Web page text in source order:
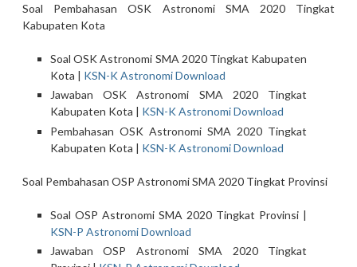
Soal Pembahasan OSK Astronomi SMA 2020 Tingkat
Kabupaten Kota
Soal OSK Astronomi SMA 2020 Tingkat Kabupaten
Kota | KSN-K Astronomi Download
Jawaban OSK Astronomi SMA 2020 Tingkat
Kabupaten Kota | KSN-K Astronomi Download
Pembahasan OSK Astronomi SMA 2020 Tingkat
Kabupaten Kota | KSN-K Astronomi Download
Soal Pembahasan OSP Astronomi SMA 2020 Tingkat Provinsi
Soal OSP Astronomi SMA 2020 Tingkat Provinsi |
KSN-P Astronomi Download
Jawaban OSP Astronomi SMA 2020 Tingkat